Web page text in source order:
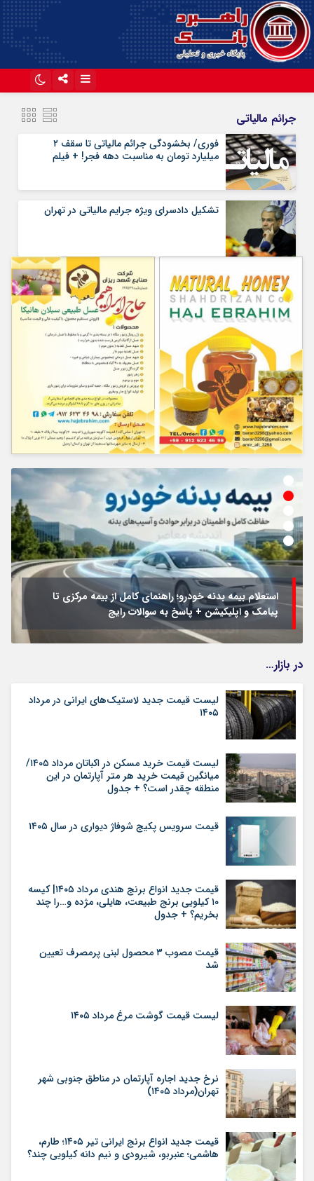
آپارات
جرائم مالیاتی
فوری/ بخشودگی جرائم مالیاتی تا سقف ۲
میلیارد تومان به مناسبت دهه فجر! + فیلم
تشکیل دادسرای ویژه جرایم مالیاتی در تهران
استعلام بیمه بدنه خودرو؛ راهنمای کامل از بیمه مرکزی تا
پیامک و اپلیکیشن + پاسخ به سوالات رایج
در بازار…
لیست قیمت جدید لاستیک‌های ایرانی در مرداد
۱۴۰۵
لیست قیمت خرید مسکن در اکباتان مرداد ۱۴۰۵/
میانگین قیمت خرید هر متر آپارتمان در این
منطقه چقدر است؟ + جدول
قیمت سرویس پکیج شوفاژ دیواری در سال ۱۴۰۵
قیمت جدید انواع برنج هندی مرداد ۱۴۰۵| کیسه
۱۰ کیلویی برنج طبیعت، هایلی، مژده و…را چند
بخریم؟ + جدول
قیمت مصوب ۳ محصول لبنی پرمصرف تعیین
شد
لیست قیمت گوشت مرغ مرداد ۱۴۰۵
نرخ جدید اجاره آپارتمان در مناطق جنوبی شهر
تهران(مرداد ۱۴۰۵)
قیمت جدید انواع برنج ایرانی تیر ۱۴۰۵؛ طارم،
هاشمی؛ عنبربو، شیرودی و نیم دانه کیلویی چند؟